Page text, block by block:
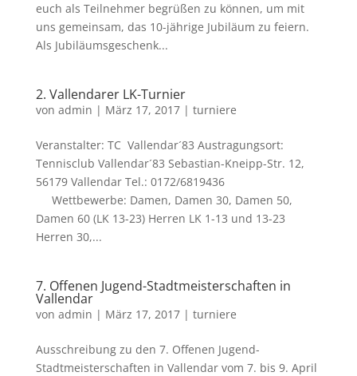
euch als Teilnehmer begrüßen zu können, um mit
uns gemeinsam, das 10-jährige Jubiläum zu feiern.
Als Jubiläumsgeschenk...
2. Vallendarer LK-Turnier
von admin | März 17, 2017| turniere
Veranstalter: TC Vallendar´83 Austragungsort:
Tennisclub Vallendar´83 Sebastian-Kneipp-Str. 12,
56179 Vallendar Tel.: 0172/6819436
Wettbewerbe: Damen, Damen 30, Damen 50,
Damen 60 (LK 13-23) Herren LK 1-13 und 13-23
Herren 30,...
7. Offenen Jugend-Stadtmeisterschaften in
Vallendar
von admin | März 17, 2017| turniere
Ausschreibung zu den 7. Offenen Jugend-
Stadtmeisterschaften in Vallendar vom 7. bis 9. April